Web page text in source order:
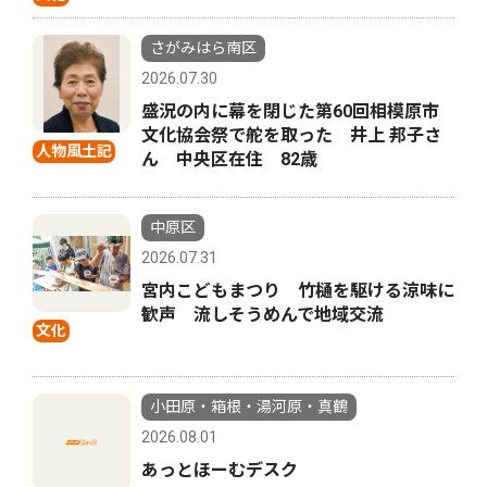
人物風土記
さがみはら南区
2026.07.30
盛況の内に幕を閉じた第60回相模原市
文化協会祭で舵を取った 井上 邦子さ
ん 中央区在住 82歳
文化
中原区
2026.07.31
宮内こどもまつり 竹樋を駆ける涼味に
歓声 流しそうめんで地域交流
小田原・箱根・湯河原・真鶴
2026.08.01
あっとほーむデスク